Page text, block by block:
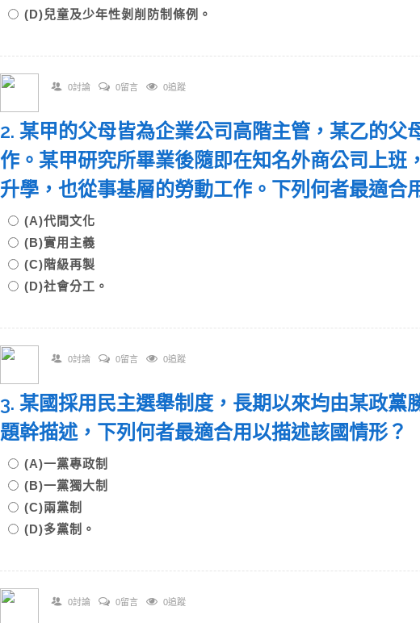
(D)兒童及少年性剝削防制條例。
0討論 0留言 0追蹤
2. 某甲的父母皆為企業公司高階主管，某乙的父
作。某甲研究所畢業後隨即在知名外商公司上班
升學，也從事基層的勞動工作。下列何者最適
(A)代間文化
(B)實用主義
(C)階級再製
(D)社會分工。
0討論 0留言 0追蹤
3. 某國採用民主選舉制度，長期以來均由某政黨
題幹描述，下列何者最適合用以描述該國情形？
(A)一黨專政制
(B)一黨獨大制
(C)兩黨制
(D)多黨制。
0討論 0留言 0追蹤